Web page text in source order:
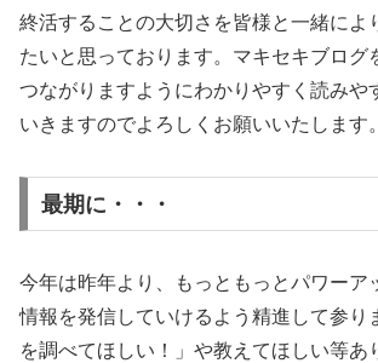
終活することの大切さを皆様と一緒によ
たいと思っております。マキセキブログ
つながりますようにわかりやすく読みや
いきますのでよろしくお願いいたします。
最期に・・・
今年は昨年より、もっともっとパワーア
情報を発信していけるよう精進して参り
を調べてほしい！」や教えてほしい等あ